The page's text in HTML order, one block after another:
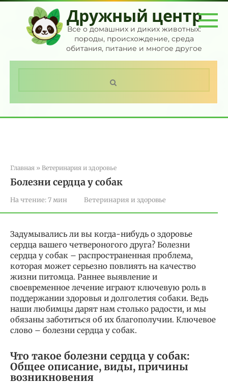
Перейти
контенту
Дружный центр
Все о домашних и диких животных:
породы, происхождение, среда
обитания, питание и многое другое
Главная » Ветеринария и здоровье
Болезни сердца у собак
На чтение:7 мин Ветеринария и здоровье
Задумывались ли вы когда-нибудь о здоровье
сердца вашего четвероногого друга? Болезни
сердца у собак – распространенная проблема,
которая может серьезно повлиять на качество
жизни питомца. Раннее выявление и
своевременное лечение играют ключевую роль в
поддержании здоровья и долголетия собаки. Ведь
наши любимцы дарят нам столько радости, и мы
обязаны заботиться об их благополучии. Ключевое
слово – болезни сердца у собак.
Что такое болезни сердца у собак:
Общее описание, виды, причины
возникновения